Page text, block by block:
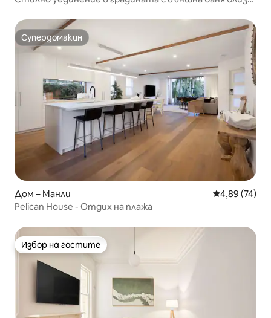
Супердомакин
Супердомакин
Дом – Манли Средна
4,89 (74)
Pelican House - Отдих на плажа
Избор на гостите
Избор на гостите